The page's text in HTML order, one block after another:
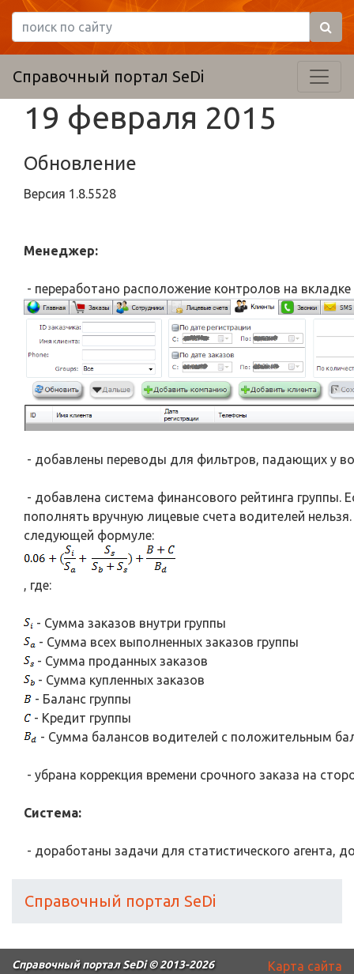
Справочный портал SeDi
19 февраля 2015
Обновление
Версия 1.8.5528
Менеджер:
- переработано расположение контролов на
- добавлены переводы для фильтров, падающих у
- добавлена система финансового рейтинга группы.
пополнять вручную лицевые счета водителей
следующей формуле:
, где:
- Сумма заказов внутри группы
- Сумма всех выполненных заказов группы
- Сумма проданных заказов
- Сумма купленных заказов
- Баланс группы
- Кредит группы
- Сумма балансов водителей с положительным
- убрана коррекция времени срочного заказа на
Система:
- доработаны задачи для статистического агента,
Справочный портал SeDi
Карта сайта
Справочный портал SeDi© 2013-2026